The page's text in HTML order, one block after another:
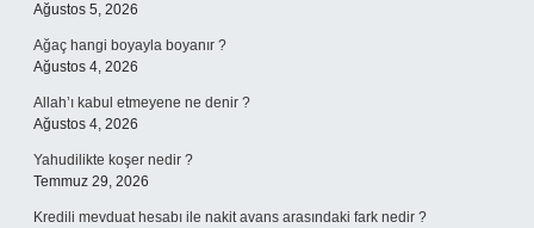
Ağustos 5, 2026
Ağaç hangi boyayla boyanır ?
Ağustos 4, 2026
Allah’ı kabul etmeyene ne denir ?
Ağustos 4, 2026
Yahudilikte koşer nedir ?
Temmuz 29, 2026
Kredili mevduat hesabı ile nakit avans arasındaki fark nedir ?